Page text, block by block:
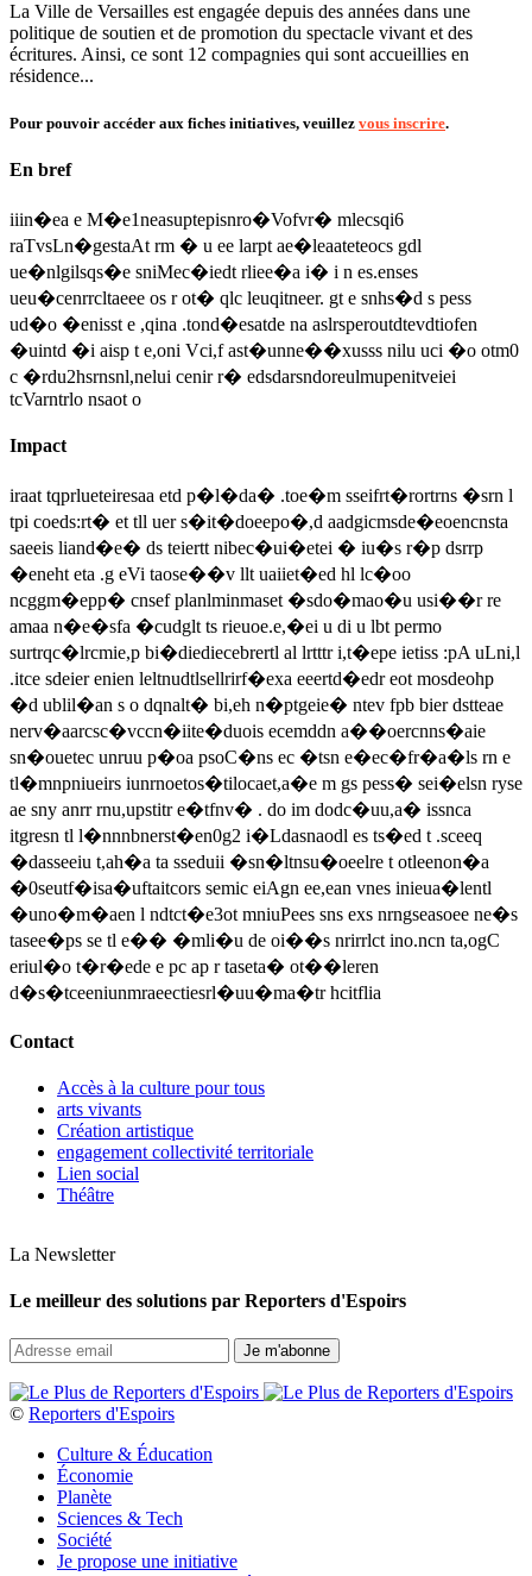
La Ville de Versailles est engagée depuis des années dans une
politique de soutien et de promotion du spectacle vivant et des
écritures. Ainsi, ce sont 12 compagnies qui sont accueillies en
résidence...
Pour pouvoir accéder aux fiches initiatives, veuillez vous inscrire.
En bref
iiin�ea e M�e1neasuptepisnro�Vofvr� mlecsqi6
raTvsLn�gestaAt rm � u ee larpt ae�leaateteocs gdl
ue�nlgilsqs�e sniMec�iedt rliee�a i� i n es.enses
ueu�cenrrcltaeee os r ot� qlc leuqitneer. gt e snhs�d s pess
ud�o �enisst e ,qina .tond�esatde na aslrsperoutdtevdtiofen
�uintd �i aisp t e,oni Vci,f ast�unne��xusss nilu uci �o otm0
c �rdu2hsrnsnl,nelui cenir r� edsdarsndoreulmupenitveiei
tcVarntrlo nsaot o
Impact
iraat tqprlueteiresaa etd p�l�da� .toe�m sseifrt�rortrns �srn l
tpi coeds:rt� et tll uer s�it�doeepo�,d aadgicmsde�eoencnsta
saeeis liand�e� ds teiertt nibec�ui�etei � iu�s r�p dsrrp
�eneht eta .g eVi taose��v llt uaiiet�ed hl lc�oo
ncggm�epp� cnsef planlminmaset �sdo�mao�u usi��r re
amaa n�e�sfa �cudglt ts rieuoe.e,�ei u di u lbt permo
surtrqc�lrcmie,p bi�diediecebrertl al lrtttr i,t�epe ietiss :pA uLni,l
.itce sdeier enien leltnudtlsellrirf�exa eeertd�edr eot mosdeohp
�d ublil�an s o dqnalt� bi,eh n�ptgeie� ntev fpb bier dstteae
nerv�aarcsc�vccn�iite�duois ecemddn a��oercnns�aie
sn�ouetec unruu p�oa psoC�ns ec �tsn e�ec�fr�a�ls rn e
tl�mnpniueirs iunrnoetos�tilocaet,a�e m gs pess� sei�elsn ryse
ae sny anrr rnu,upstitr e�tfnv� . do im dodc�uu,a� issnca
itgresn tl l�nnnbnerst�en0g2 i�Ldasnaodl es ts�ed t .sceeq
�dasseeiu t,ah�a ta sseduii �sn�ltnsu�oeelre t otleenon�a
�0seutf�isa�uftaitcors semic eiAgn ee,ean vnes inieua�lentl
�uno�m�aen l ndtct�e3ot mniuPees sns exs nrngseasoee ne�s
tasee�ps se tl e�� �mli�u de oi��s nrirrlct ino.ncn ta,ogC
eriul�o t�r�ede e pc ap r taseta� ot��leren
d�s�tceeniunmraeectiesrl�uu�ma�tr hcitflia
Contact
Accès à la culture pour tous
arts vivants
Création artistique
engagement collectivité territoriale
Lien social
Théâtre
La Newsletter
Le meilleur des solutions par Reporters d'Espoirs
© Reporters d'Espoirs
Culture & Éducation
Économie
Planète
Sciences & Tech
Société
Je propose une initiative